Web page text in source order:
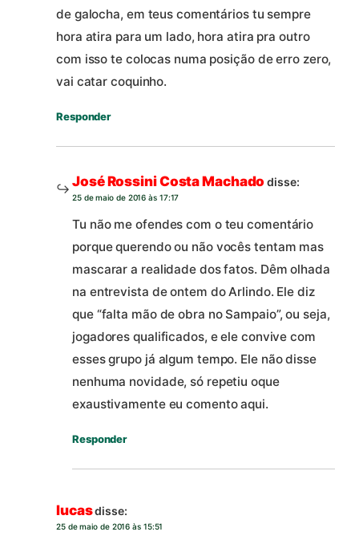
de galocha, em teus comentários tu sempre
hora atira para um lado, hora atira pra outro
com isso te colocas numa posição de erro zero,
vai catar coquinho.
Responder
José Rossini Costa Machado disse:
25 de maio de 2016 às 17:17
Tu não me ofendes com o teu comentário
porque querendo ou não vocês tentam mas
mascarar a realidade dos fatos. Dêm olhada
na entrevista de ontem do Arlindo. Ele diz
que “falta mão de obra no Sampaio”, ou seja,
jogadores qualificados, e ele convive com
esses grupo já algum tempo. Ele não disse
nenhuma novidade, só repetiu oque
exaustivamente eu comento aqui.
Responder
lucasdisse:
25 de maio de 2016 às 15:51